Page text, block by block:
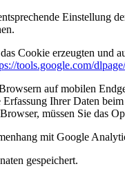
Einstellung
Cookie erzeugten
tools.google.com/
auf mobilen
Ihrer Daten
müssen Sie das
mit Google
gespeichert.